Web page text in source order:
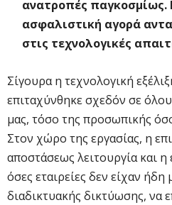
ανατροπές παγκοσμίως.
ασφαλιστική αγορά
στις τεχνολογικές
Σίγουρα η τεχνολογική
επιταχύνθηκε σχεδόν σε
μας, τόσο της προσωπικής
Στον χώρο της εργασίας, η
αποστάσεως λειτουργία και η
όσες εταιρείες δεν είχαν
διαδικτυακής δικτύωσης, να